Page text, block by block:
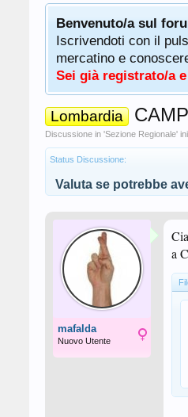
Benvenuto/a sul
Iscrivendoti con il
mercatino e
Sei già registrato/a
Lombardia
Discussione in 'Sezione Regionale'
Status Discussione:
Valuta se potrebbe
mafalda
Nuovo Utente
a